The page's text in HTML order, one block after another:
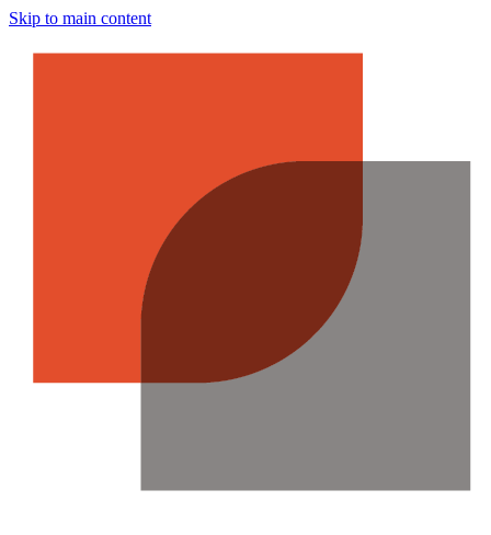
Skip to main content